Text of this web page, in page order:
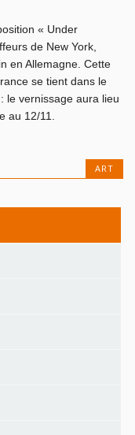
« Under
de New York,
en Allemagne. Cette
se tient dans le
le vernissage aura lieu
au 12/11.
ART